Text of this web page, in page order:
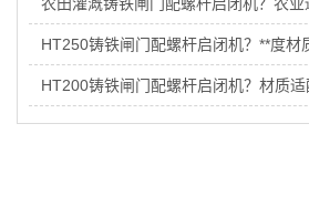
HT250铸铁闸门配螺杆启闭机？**度材
HT200铸铁闸门配螺杆启闭机？材质适